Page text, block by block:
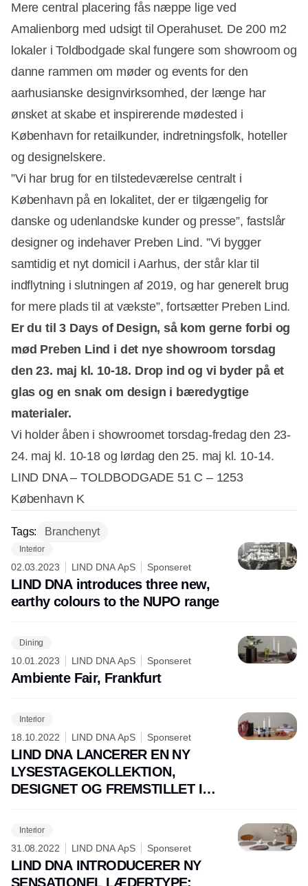
Mere central placering fås næppe lige ved
Amalienborg med udsigt til Operahuset. De 200 m2
lokaler i Toldbodgade skal fungere som showroom og
danne rammen om møder og events for den
aarhusianske designvirksomhed, der længe har
ønsket at skabe et inspirerende mødested i
København for retailkunder, indretningsfolk, hoteller
og designelskere.
”Vi har brug for en tilstedeværelse centralt i
København på en lokalitet, der er tilgængelig for
danske og udenlandske kunder og presse”, fastslår
designer og indehaver Preben Lind. ”Vi bygger
samtidig et nyt domicil i Aarhus, der står klar til
indflytning i slutningen af 2019, og har generelt brug
for mere plads til at vækste”, fortsætter Preben Lind.
Er du til 3 Days of Design, så kom gerne forbi og
mød Preben Lind i det nye showroom torsdag
den 23. maj kl. 10-18. Drop ind og vi byder på et
glas og en snak om design i bæredygtige
materialer.
Vi holder åben i showroomet torsdag-fredag den 23-
24. maj kl. 10-18 og lørdag den 25. maj kl. 10-14.
LIND DNA – TOLDBODGADE 51 C – 1253
København K
Tags: Branchenyt
Interior
02.03.2023 LIND DNA ApS Sponseret
LIND DNA introduces three new,
earthy colours to the NUPO range
Dining
10.01.2023 LIND DNA ApS Sponseret
Ambiente Fair, Frankfurt
Interior
18.10.2022 LIND DNA ApS Sponseret
LIND DNA LANCERER EN NY
LYSESTAGEKOLLEKTION,
DESIGNET OG FREMSTILLET I
Interior
31.08.2022 LIND DNA ApS Sponseret
LIND DNA INTRODUCERER NY
SENSATIONEL LÆDERTYPE: